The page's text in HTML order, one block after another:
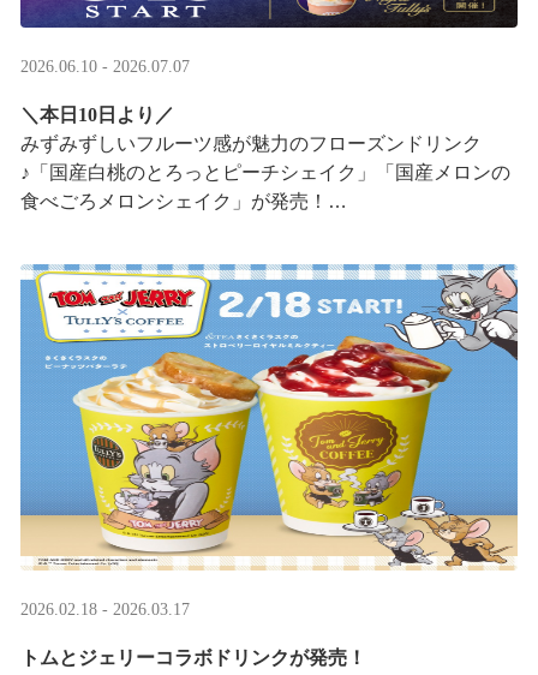
2026.06.10 - 2026.07.07
＼本日10日より／
みずみずしいフルーツ感が魅力のフローズンドリンク
♪「国産白桃のとろっとピーチシェイク」「国産メロンの
食べごろメロンシェイク」が発売！
ホイップクリームが無料で2倍 ···
2026.02.18 - 2026.03.17
トムとジェリーコラボドリンクが発売！